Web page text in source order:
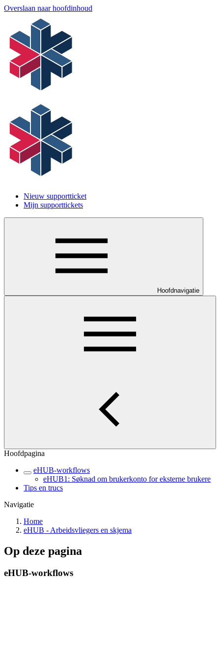
Overslaan naar hoofdinhoud
Nieuw supportticket
Mijn supporttickets
Hoofdnavigatie
Hoofdpagina
eHUB-workflows
eHUB1: Søknad om brukerkonto for eksterne brukere
Tips en trucs
Navigatie
Home
eHUB - Arbeidsvliegers en skjema
Op deze pagina
eHUB-workflows